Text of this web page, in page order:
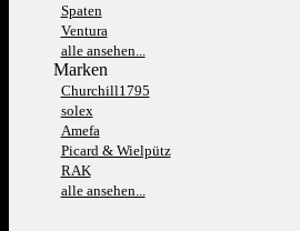
Spaten
Ventura
alle ansehen...
Marken
Churchill1795
solex
Amefa
Picard & Wielpütz
RAK
alle ansehen...